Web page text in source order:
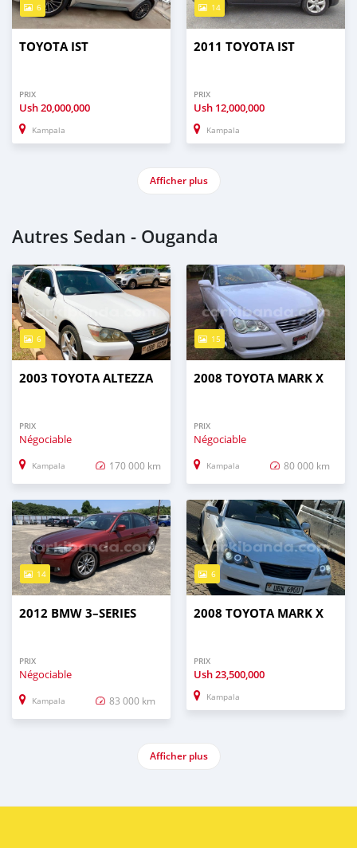
6
TOYOTA IST
PRIX
Ush20,000,000
Kampala
14
2011 TOYOTA IST
PRIX
Ush 12,000,000
Kampala
Afficher plus
Autres Sedan - Ouganda
6
2003 TOYOTA ALTEZZA
PRIX
Négociable
Kampala 170 000 km
15
2008 TOYOTA MARK X
PRIX
Négociable
Kampala 80 000 km
14
2012 BMW 3–SERIES
PRIX
Négociable
Kampala 83 000 km
6
2008 TOYOTA MARK X
PRIX
Ush23,500,000
Kampala
Afficher plus